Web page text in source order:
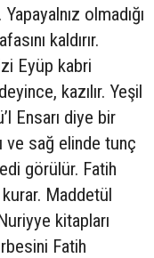
olmadığı
kaldırır.
Eyüp kabri
kazılır. Yeşil
Ensarı diye bir
ve sağ elinde tunç
görülür. Fatih
Maddetül
kitapları
Fatih